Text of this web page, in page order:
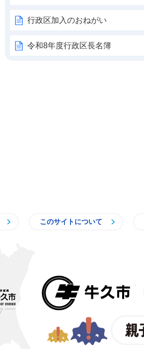
行政区加入のおねがい
令和8年度行政区長名簿
このサイトについて